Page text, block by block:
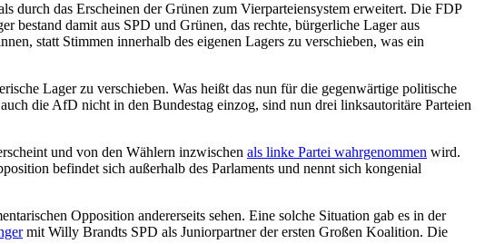
durch das Erscheinen der Grünen zum Vierparteiensystem erweitert. Die FDP
damit aus SPD und Grünen, das rechte, bürgerliche Lager aus
statt Stimmen innerhalb des eigenen Lagers zu verschieben, was ein
Lager zu verschieben. Was heißt das nun für die gegenwärtige politische
die AfD nicht in den Bundestag einzog, sind nun drei linksautoritäre Parteien
und von den Wählern inzwischen als linke Partei wahrgenommen wird.
befindet sich außerhalb des Parlaments und nennt sich kongenial
Opposition andererseits sehen. Eine solche Situation gab es in der
mit Willy Brandts SPD als Juniorpartner der ersten Großen Koalition. Die